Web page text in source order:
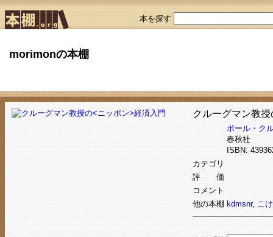
本を探す
morimonの本棚
クルーグマン教
ポール・ク
春秋社
ISBN:
カテゴリ
評 価
コメント
他の本棚 kdmsnr, こ